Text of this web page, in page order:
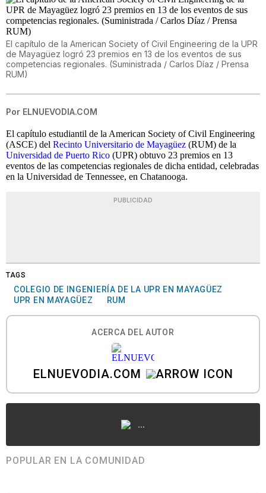
El capítulo de la American Society of Civil Engineering de la UPR
de Mayagüez logró 23 premios en 13 de los eventos de sus
competencias regionales. (Suministrada / Carlos Díaz / Prensa
RUM)
Por ELNUEVODIA.COM
El capítulo estudiantil de la American Society of Civil Engineering
(ASCE) del Recinto Universitario de Mayagüez (RUM) de la
Universidad de Puerto Rico (UPR) obtuvo 23 premios en 13
eventos de las competencias regionales de dicha entidad, celebradas
en la Universidad de Tennessee, en Chatanooga.
PUBLICIDAD
TAGS
COLEGIO DE INGENIERÍA DE LA UPR EN MAYAGÜEZ
UPR EN MAYAGÜEZ
RUM
ACERCA DEL AUTOR
ELNUEVODIA.COM
...
POPULAR EN LA COMUNIDAD